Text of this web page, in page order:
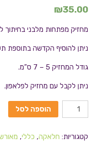
₪35.00
מחזיק מפתחות מלבני בחיתוך
ניתן להוסיף הקדשה בתוספת
גודל המחזיק 5 – 7 ס”מ.
ניתן לקבל עם מחזיק לפלאפון.
הוספה לסל
קטגוריות: חלאקה, כללי,